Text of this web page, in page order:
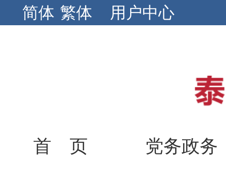
简体 繁体 用户中心
首 页
党务政务